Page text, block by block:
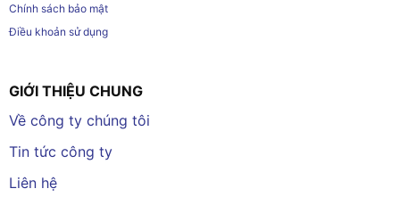
Chính sách bảo mật
Điều khoản sử dụng
GIỚI THIỆU CHUNG
Về công ty chúng tôi
Tin tức công ty
Liên hệ